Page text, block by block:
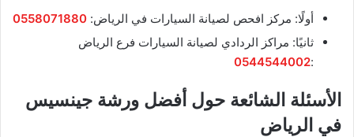
أولًا: مركز افحص لصيانة السيارات في الرياض: 0558071880
ثانيًا: مراكز الردادي لصيانة السيارات فرع الرياض
:
0544544002
الأسئلة الشائعة حول أفضل ورشة جينسيس
في الرياض